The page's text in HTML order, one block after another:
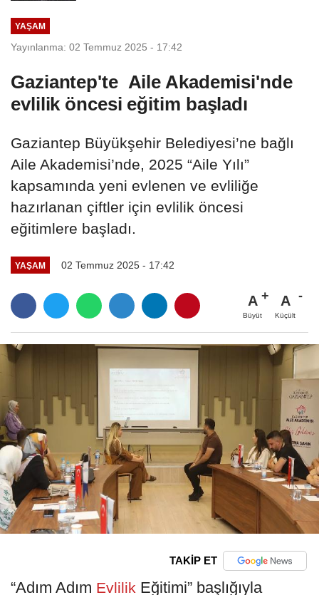
YAŞAM
Yayınlanma: 02 Temmuz 2025 - 17:42
Gaziantep'te Aile Akademisi'nde
evlilik öncesi eğitim başladı
Gaziantep Büyükşehir Belediyesi’ne bağlı
Aile Akademisi’nde, 2025 “Aile Yılı”
kapsamında yeni evlenen ve evliliğe
hazırlanan çiftler için evlilik öncesi
eğitimlere başladı.
YAŞAM 02 Temmuz 2025 - 17:42
A
Büyüt
A
Küçült
TAKİP ET
“Adım Adım Evlilik Eğitimi” başlığıyla